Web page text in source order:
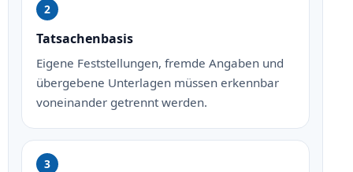
Tatsachenbasis
Eigene Feststellungen, fremde Angaben und
übergebene Unterlagen müssen erkennbar
voneinander getrennt werden.